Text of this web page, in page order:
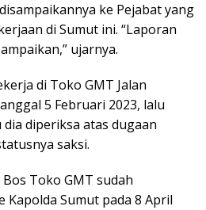
ke Pejabat yang
di Sumut ini. “Laporan
ujarnya.
di Toko GMT Jalan
5 Februari 2023, lalu
diperiksa atas dugaan
saksi.
Toko GMT sudah
Sumut pada 8 April